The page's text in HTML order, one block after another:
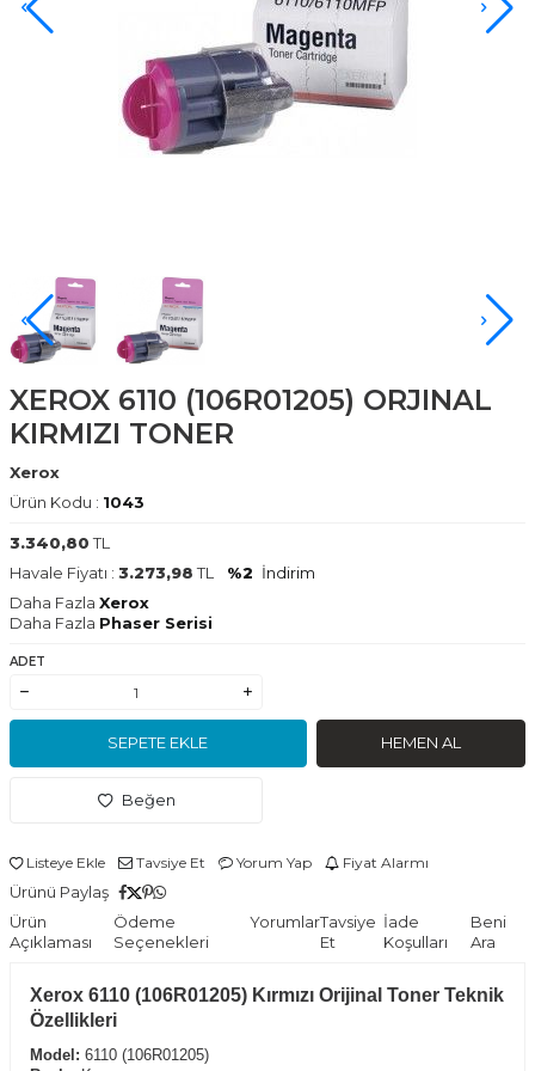
XEROX 6110 (106R01205) ORJINAL
KIRMIZI TONER
Xerox
Ürün Kodu : 1043
3.340,80TL
Havale Fiyatı : 3.273,98TL %2 İndirim
Daha Fazla Xerox
Daha Fazla Phaser Serisi
ADET
SEPETE EKLE HEMEN AL
Beğen
Listeye Ekle Tavsiye Et Yorum Yap Fiyat Alarmı
Ürünü Paylaş
Ürün
Açıklaması
Ödeme
Seçenekleri
YorumlarTavsiye
Et
İade
Koşulları
Beni
Ara
Xerox 6110 (106R01205) Kırmızı Orijinal Toner Teknik
Özellikleri
Model: 6110 (106R01205)